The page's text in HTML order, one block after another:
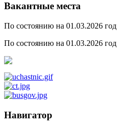
Вакантные места
По состоянию на 01.03.2026 год
По состоянию на 01.03.2026 год
Навигатор